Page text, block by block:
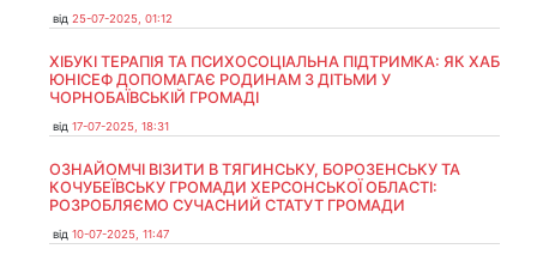
від 25-07-2025, 01:12
ХІБУКІ ТЕРАПІЯ ТА ПСИХОСОЦІАЛЬНА ПІДТРИМКА: ЯК ХАБ
ЮНІСЕФ ДОПОМАГАЄ РОДИНАМ З ДІТЬМИ У
ЧОРНОБАЇВСЬКІЙ ГРОМАДІ
від 17-07-2025, 18:31
ОЗНАЙОМЧІ ВІЗИТИ В ТЯГИНСЬКУ, БОРОЗЕНСЬКУ ТА
КОЧУБЕЇВСЬКУ ГРОМАДИ ХЕРСОНСЬКОЇ ОБЛАСТІ:
РОЗРОБЛЯЄМО СУЧАСНИЙ СТАТУТ ГРОМАДИ
від 10-07-2025, 11:47